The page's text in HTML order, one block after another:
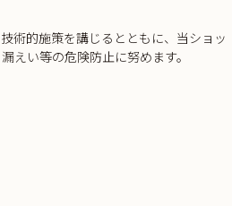
術的施策を講じるとともに、当ショッ
えい等の危険防止に努めます。